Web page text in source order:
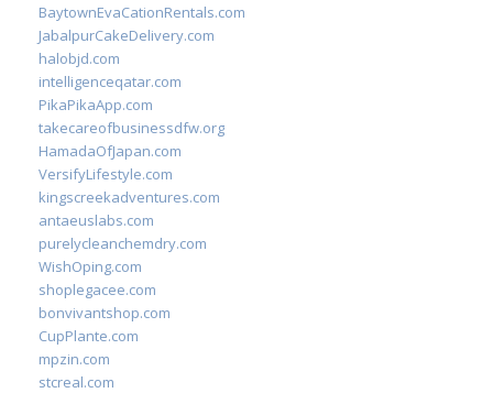
BaytownEvaCationRentals.com
JabalpurCakeDelivery.com
halobjd.com
intelligenceqatar.com
PikaPikaApp.com
takecareofbusinessdfw.org
HamadaOfJapan.com
VersifyLifestyle.com
kingscreekadventures.com
antaeuslabs.com
purelycleanchemdry.com
WishOping.com
shoplegacee.com
bonvivantshop.com
CupPlante.com
mpzin.com
stcreal.com